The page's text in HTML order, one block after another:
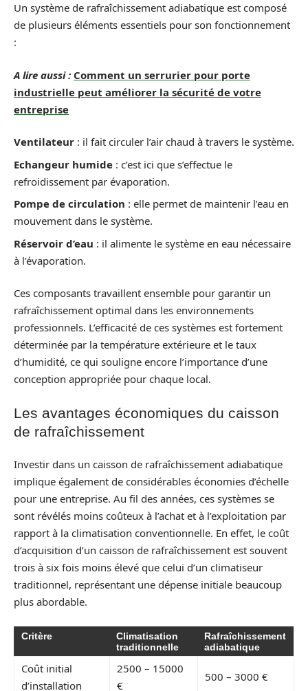
Un système de rafraîchissement adiabatique est composé
de plusieurs éléments essentiels pour son fonctionnement
:
A lire aussi : Comment un serrurier pour porte
industrielle peut améliorer la sécurité de votre
entreprise
Ventilateur : il fait circuler l’air chaud à travers le système.
Echangeur humide : c’est ici que s’effectue le
refroidissement par évaporation.
Pompe de circulation : elle permet de maintenir l’eau en
mouvement dans le système.
Réservoir d’eau : il alimente le système en eau nécessaire
à l’évaporation.
Ces composants travaillent ensemble pour garantir un
rafraîchissement optimal dans les environnements
professionnels. L’efficacité de ces systèmes est fortement
déterminée par la température extérieure et le taux
d’humidité, ce qui souligne encore l’importance d’une
conception appropriée pour chaque local.
Les avantages économiques du caisson
de rafraîchissement
Investir dans un caisson de rafraîchissement adiabatique
implique également de considérables économies d’échelle
pour une entreprise. Au fil des années, ces systèmes se
sont révélés moins coûteux à l’achat et à l’exploitation par
rapport à la climatisation conventionnelle. En effet, le coût
d’acquisition d’un caisson de rafraîchissement est souvent
trois à six fois moins élevé que celui d’un climatiseur
traditionnel, représentant une dépense initiale beaucoup
plus abordable.
Critère
Climatisation
traditionnelle
Rafraîchissement
adiabatique
Coût initial
d’installation
2500 – 15000
€
500 – 3000 €